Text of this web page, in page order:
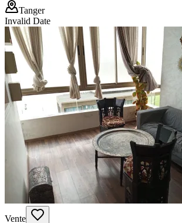
Tanger
Invalid Date
Vente